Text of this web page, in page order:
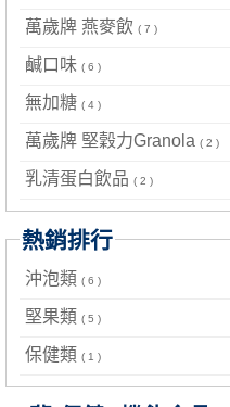
萬歲牌 燕麥飲 ( 7 )
鹹口味 ( 6 )
無加糖 ( 4 )
萬歲牌 堅穀力Granola ( 2 )
乳清蛋白飲品 ( 2 )
熱銷排行
沖泡類 ( 6 )
堅果類 ( 5 )
保健類 ( 1 )